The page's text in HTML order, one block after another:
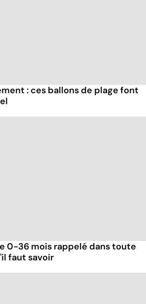
: ces ballons de plage font
0-36 mois rappelé dans toute
faut savoir